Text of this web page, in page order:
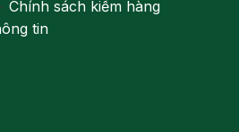
Chính sách kiểm hàng
tin